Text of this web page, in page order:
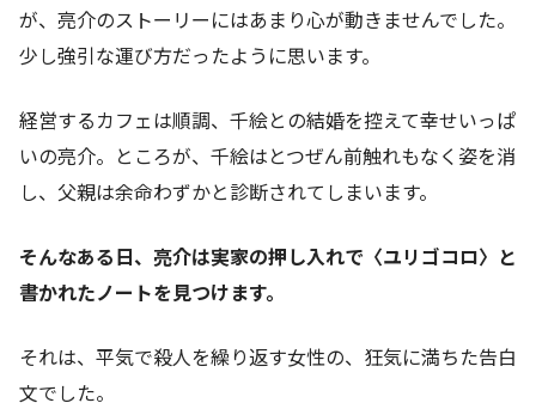
が、亮介のストーリーにはあまり心が動きませんでした。
少し強引な運び方だったように思います。
経営するカフェは順調、千絵との結婚を控えて幸せいっぱ
いの亮介。ところが、千絵はとつぜん前触れもなく姿を消
し、父親は余命わずかと診断されてしまいます。
そんなある日、亮介は実家の押し入れで〈ユリゴコロ〉と
書かれたノートを見つけます。
それは、平気で殺人を繰り返す女性の、狂気に満ちた告白
文でした。